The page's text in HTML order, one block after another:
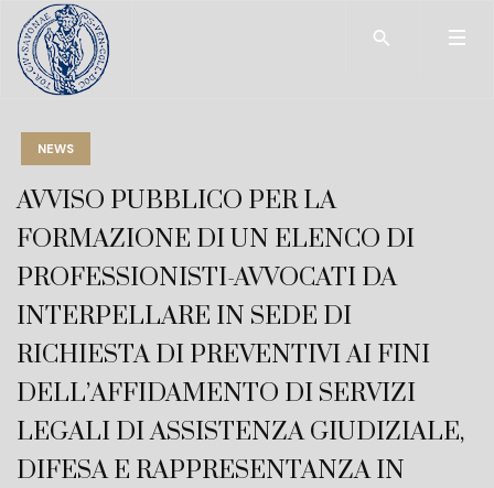
NEWS
AVVISO PUBBLICO PER LA
FORMAZIONE DI UN ELENCO DI
PROFESSIONISTI-AVVOCATI DA
INTERPELLARE IN SEDE DI
RICHIESTA DI PREVENTIVI AI FINI
DELL’AFFIDAMENTO DI SERVIZI
LEGALI DI ASSISTENZA GIUDIZIALE,
DIFESA E RAPPRESENTANZA IN